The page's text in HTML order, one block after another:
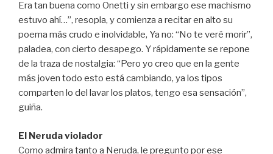
Era tan buena como Onetti y sin embargo ese machismo
estuvo ahí…”, resopla, y comienza a recitar en alto su
poema más crudo e inolvidable, Ya no: “No te veré morir”,
paladea, con cierto desapego. Y rápidamente se repone
de la traza de nostalgia: “Pero yo creo que en la gente
más joven todo esto está cambiando, ya los tipos
comparten lo del lavar los platos, tengo esa sensación”,
guiña.
El Neruda violador
Como admira tanto a Neruda, le pregunto por ese